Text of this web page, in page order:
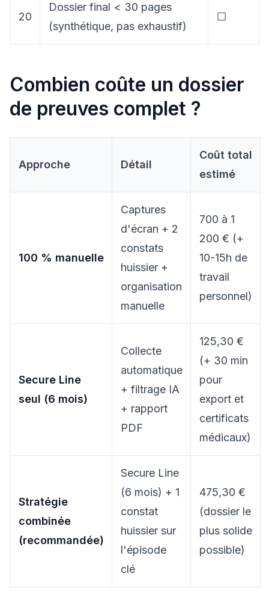
20
Dossier final < 30 pages
(synthétique, pas exhaustif)
☐
Combien coûte un dossier
de preuves complet ?
Approche Détail
Coût total
estimé
100 % manuelle
Captures
d'écran + 2
constats
huissier +
organisation
manuelle
700 à 1
200 € (+
10-15h de
travail
personnel)
Secure Line
seul (6 mois)
Collecte
automatique
+ filtrage IA
+ rapport
PDF
125,30 €
(+ 30 min
pour
export et
certificats
médicaux)
Stratégie
combinée
(recommandée)
Secure Line
(6 mois) + 1
constat
huissier sur
l'épisode
clé
475,30 €
(dossier le
plus solide
possible)